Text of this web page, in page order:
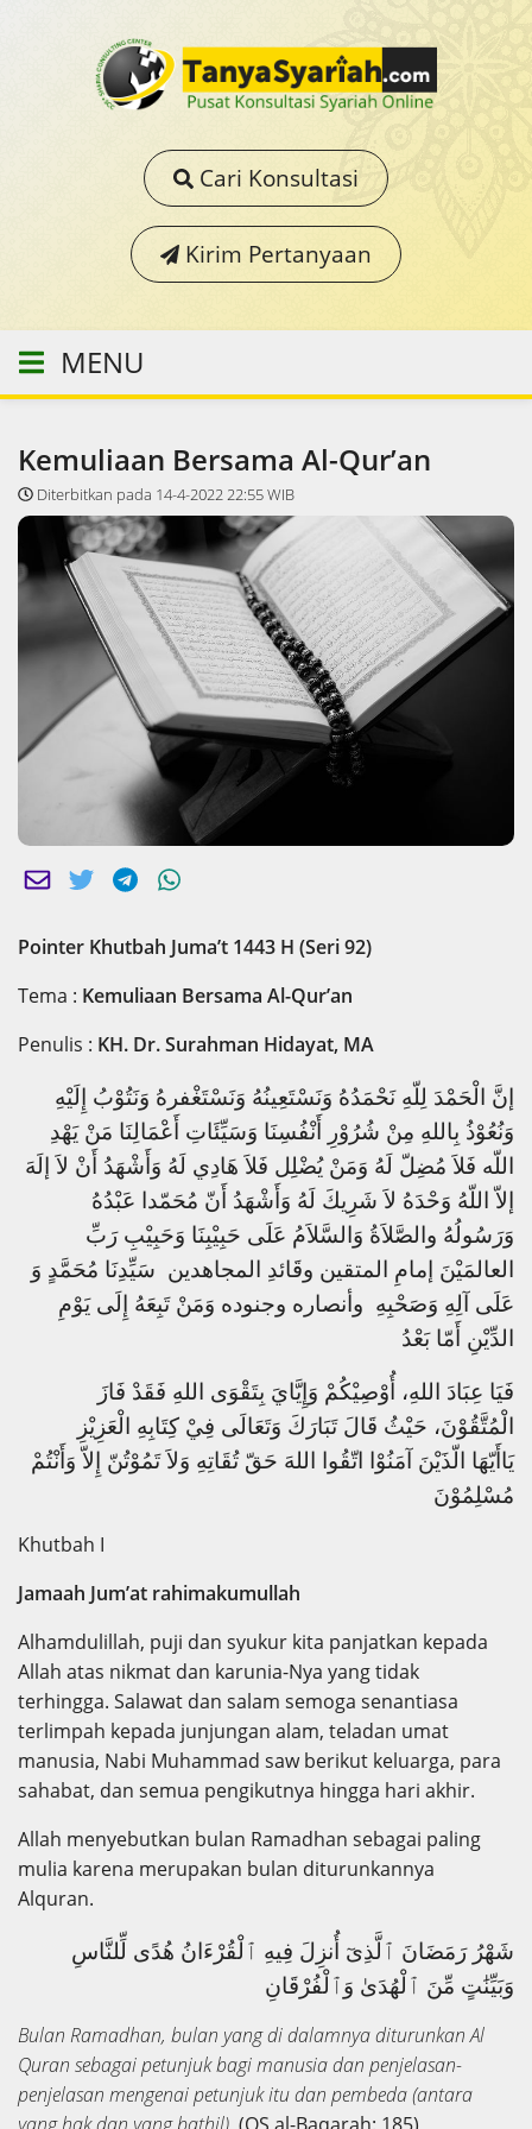
Cari Konsultasi
Kirim Pertanyaan
MENU
Kemuliaan Bersama Al-Qur’an
Diterbitkan pada 14-4-2022 22:55 WIB
Pointer Khutbah Juma’t 1443 H (Seri 92)
Tema : Kemuliaan Bersama Al-Qur’an
Penulis : KH. Dr. Surahman Hidayat, MA
إنَّ الْحَمْدَ لِلّهِ نَحْمَدُهُ وَنَسْتَعِينُهُ وَنَسْتَغْفرهُ وَنَتُوْبُ إِلَيْهِ
وَنُعُوْذُ بِاللهِ مِنْ شُرُوْرِ أَنْفُسِنَا وَسَيِّئَاتِ أَعْمَالِنَا مَنْ يَهْدِ
اللّه فَلاَ مُضِلّ لَهُ وَمَنْ يُضْلِل فَلاَ هَادِي لَهُ وَأَشْهَدُ أَنْ لاَ إلَهَ
إلاّ اللّهُ وَحْدَهُ لاَ شَرِيكَ لَهُ وَأَشْهَدُ أَنّ مُحَمّدا عَبْدُهُ
وَرَسُولُهُ والصَّلاَةُ وَالسَّلاَمُ عَلَى حَبِيْبِنَا وَحَبِيْبِ رَبِّ
العالمَيْنَ إمامِ المتقين وقَائدِ المجاهدين سَيِّدِنَا مُحَمَّدٍ وَ
عَلَى آلِهِ وَصَحْبِهِ وأنصاره وجنوده وَمَنْ تَبِعَهُ إِلَى يَوْمِ
الدِّيْنِ أَمّا بَعْدُ
فَيَا عِبَادَ اللهِ، أُوْصِيْكُمْ وَإِيَّايَ بِتَقْوَى اللهِ فَقَدْ فَازَ
الْمُتَّقُوْنَ، حَيْثُ قَالَ تَبَارَكَ وَتَعَالَى فِيْ كِتَابِهِ الْعَزِيْزِ
يَاأَيّهَا الّذَيْنَ آمَنُوْا اتّقُوا اللهَ حَقّ تُقَاتِهِ وَلاَ تَمُوْتُنّ إِلاّ وَأَنْتُمْ
مُسْلِمُوْنَ
Khutbah I
Jamaah Jum’at rahimakumullah
Alhamdulillah, puji dan syukur kita panjatkan kepada
Allah atas nikmat dan karunia-Nya yang tidak
terhingga. Salawat dan salam semoga senantiasa
terlimpah kepada junjungan alam, teladan umat
manusia, Nabi Muhammad saw berikut keluarga, para
sahabat, dan semua pengikutnya hingga hari akhir.
Allah menyebutkan bulan Ramadhan sebagai paling
mulia karena merupakan bulan diturunkannya
Alquran.
شَهْرُ رَمَضَانَ ٱلَّذِىٓ أُنزِلَ فِيهِ ٱلْقُرْءَانُ هُدًى لِّلنَّاسِ
وَبَيِّنَٰتٍ مِّنَ ٱلْهُدَىٰ وَٱلْفُرْقَانِ
Bulan Ramadhan, bulan yang di dalamnya diturunkan Al
Quran sebagai petunjuk bagi manusia dan penjelasan-
penjelasan mengenai petunjuk itu dan pembeda (antara